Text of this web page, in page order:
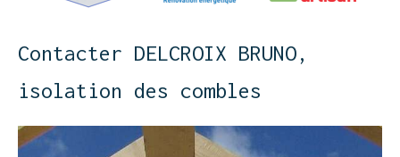
Contacter DELCROIX BRUNO,
isolation des combles